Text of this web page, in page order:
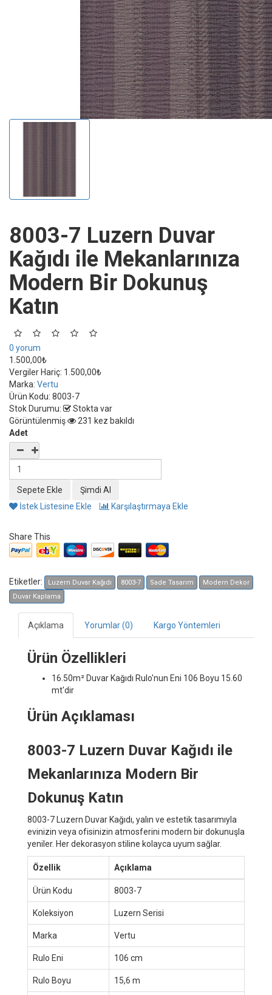
8003-7 Luzern Duvar
Kağıdı ile Mekanlarınıza
Modern Bir Dokunuş
Katın
0 yorum
1.500,00₺
Vergiler Hariç: 1.500,00₺
Marka: Vertu
Ürün Kodu: 8003-7
Stok Durumu:
Stokta var
Görüntülenmiş
231 kez bakıldı
Adet
İstek Listesine Ekle Karşılaştırmaya Ekle
Share This
Etiketler: Luzern Duvar Kağıdı 8003-7 Sade Tasarım
Modern Dekor
Duvar Kaplama
Açıklama Yorumlar (0) Kargo Yöntemleri
Ürün Özellikleri
16.50m² Duvar Kağıdı Rulo'nun Eni 106 Boyu 15.60
mt'dir
Ürün Açıklaması
8003-7 Luzern Duvar Kağıdı ile
Mekanlarınıza Modern Bir
Dokunuş Katın
8003-7 Luzern Duvar Kağıdı, yalın ve estetik tasarımıyla
evinizin veya ofisinizin atmosferini modern bir dokunuşla
yeniler. Her dekorasyon stiline kolayca uyum sağlar.
Özellik Açıklama
Ürün Kodu 8003-7
Koleksiyon Luzern Serisi
Marka Vertu
Rulo Eni 106 cm
Rulo Boyu 15,6 m